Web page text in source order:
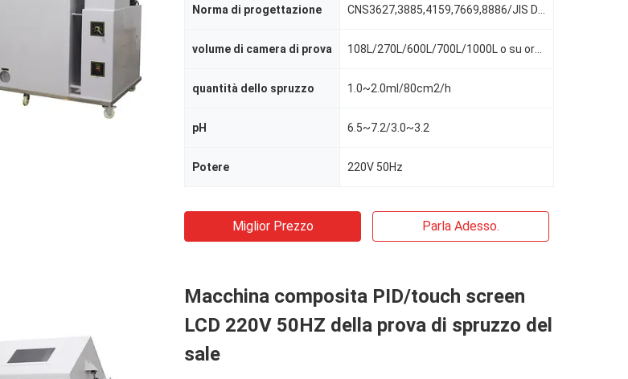
Norma di progettazione
volume di camera di prova
quantità dello spruzzo 1.0~2.0ml/80cm2/h
pH 6.5~7.2/3.0~3.2
Potere 220V 50Hz
Miglior Prezzo Parla Adesso.
Macchina composita PID/touch screen
LCD 220V 50HZ della prova di spruzzo del
sale